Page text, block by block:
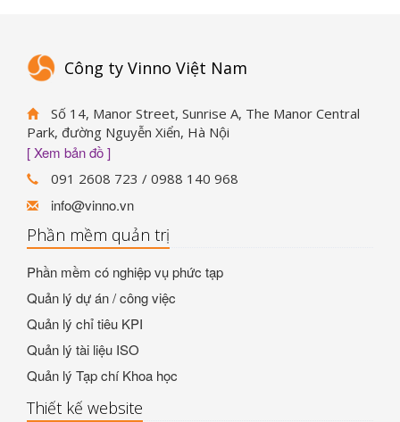
Công ty Vinno Việt Nam
Số 14, Manor Street, Sunrise A, The Manor Central
Park, đường Nguyễn Xiển, Hà Nội
[ Xem bản đồ ]
091 2608 723 / 0988 140 968
info@vinno.vn
Phần mềm quản trị
Phần mềm có nghiệp vụ phức tạp
Quản lý dự án / công việc
Quản lý chỉ tiêu KPI
Quản lý tài liệu ISO
Quản lý Tạp chí Khoa học
Thiết kế website